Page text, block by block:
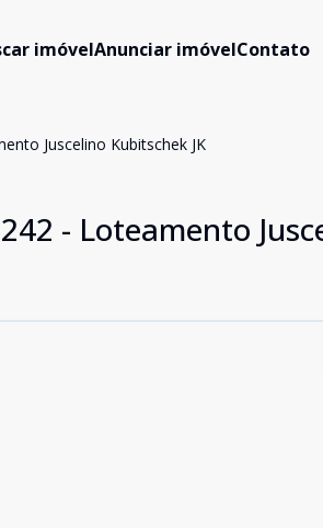
imóvelAnunciar imóvelContato
Juscelino Kubitschek JK
- Loteamento